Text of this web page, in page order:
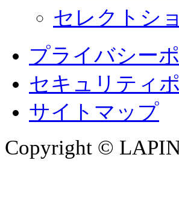
セレクトシ
プライバシー
セキュリティ
サイトマップ
Copyright ©